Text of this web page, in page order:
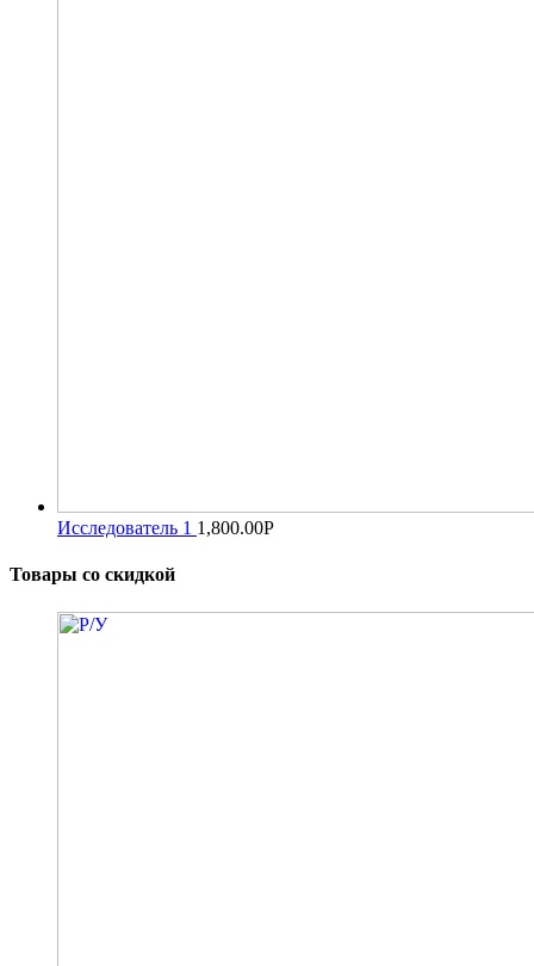
Исследователь 1 1,800.00Р
Товары со скидкой